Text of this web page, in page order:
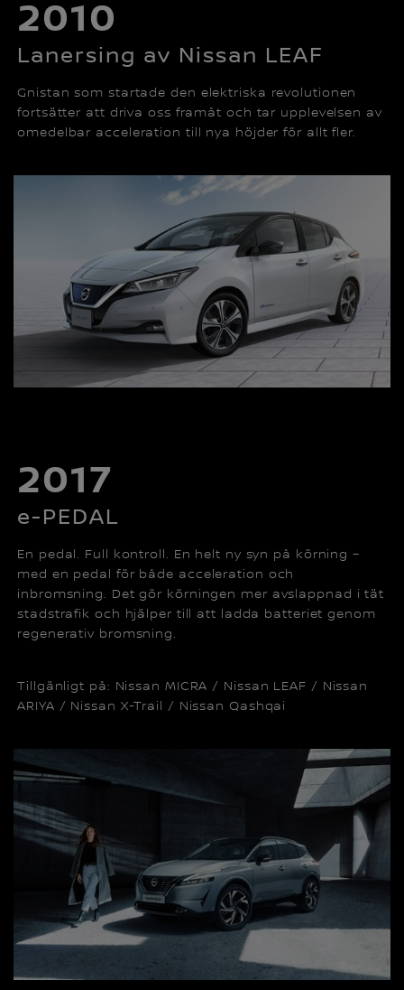
2010
Lanersing av Nissan LEAF
Gnistan som startade den elektriska revolutionen
fortsätter att driva oss framåt och tar upplevelsen av
omedelbar acceleration till nya höjder för allt fler.
2017
e-PEDAL
En pedal. Full kontroll. En helt ny syn på körning –
med en pedal för både acceleration och
inbromsning. Det gör körningen mer avslappnad i tät
stadstrafik och hjälper till att ladda batteriet genom
regenerativ bromsning.
Tillgänligt på: Nissan MICRA / Nissan LEAF / Nissan
ARIYA / Nissan X-Trail / Nissan Qashqai